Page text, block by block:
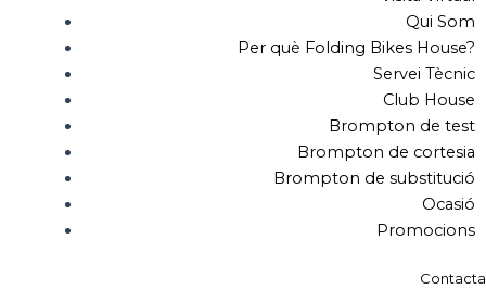
Qui Som
Per què Folding Bikes House?
Servei Tècnic
Club House
Brompton de test
Brompton de cortesia
Brompton de substitució
Ocasió
Promocions
Contacta